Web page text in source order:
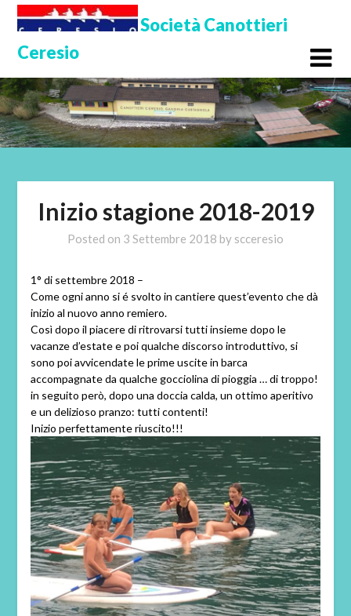
Skip
content
Società Canottieri
Ceresio
Inizio stagione 2018-2019
Posted on 3 Settembre 2018 by scceresio
1° di settembre 2018 –
Come ogni anno si é svolto in cantiere quest’evento che dà
inizio al nuovo anno remiero.
Così dopo il piacere di ritrovarsi tutti insieme dopo le
vacanze d’estate e poi qualche discorso introduttivo, si
sono poi avvicendate le prime uscite in barca
accompagnate da qualche gocciolina di pioggia … di troppo!
in seguito però, dopo una doccia calda, un ottimo aperitivo
e un delizioso pranzo: tutti contenti!
Inizio perfettamente riuscito!!!